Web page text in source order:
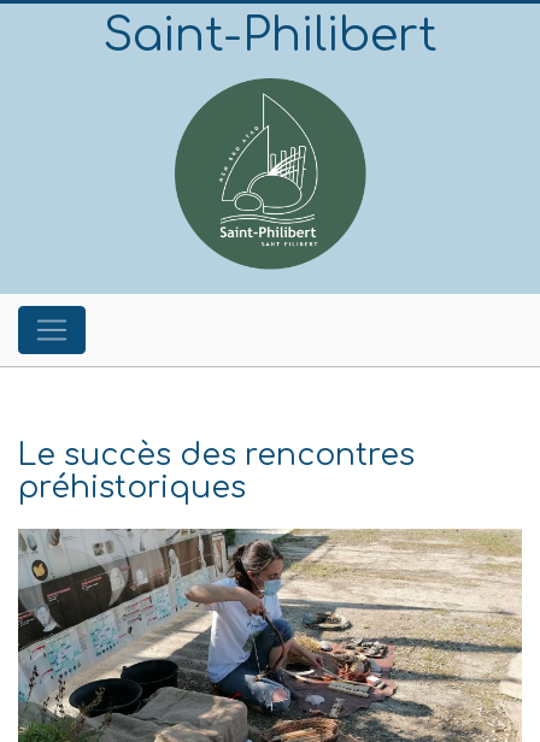
Saint-Philibert
Le succès des rencontres
préhistoriques